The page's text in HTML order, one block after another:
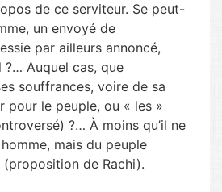
de ce serviteur. Se peut-
un envoyé de
par ailleurs annoncé,
?… Auquel cas, que
souffrances, voire de sa
pour le peuple, ou « les »
?… À moins qu’il ne
homme, mais du peuple
(proposition de Rachi).